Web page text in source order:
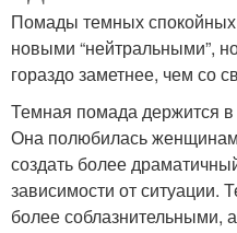
Помады темных спокойных
новыми “нейтральными”,
гораздо заметнее, чем со
Темная помада держится
Она полюбилась женщинам
создать более
зависимости от ситуации.
более соблазнительными,